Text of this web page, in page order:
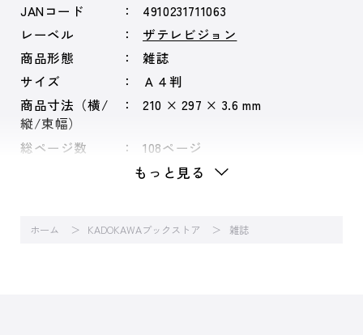
JANコード
4910231711063
レーベル
ザテレビジョン
商品形態
雑誌
サイズ
Ａ４判
商品寸法（横/
縦/束幅）
210 × 297 × 3.6 mm
総ページ数 108ページ
もっと見る
ホーム KADOKAWAブックストア 雑誌